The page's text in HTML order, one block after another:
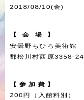
2018/08/10(金)
【 会 場
】
安曇野ちひろ美術
郡松川村西原3358-
【 参 加 費 】
200円（入館料別）